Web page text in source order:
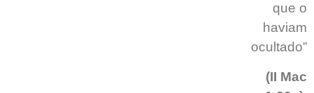
que o
haviam
ocultado”
(II Mac